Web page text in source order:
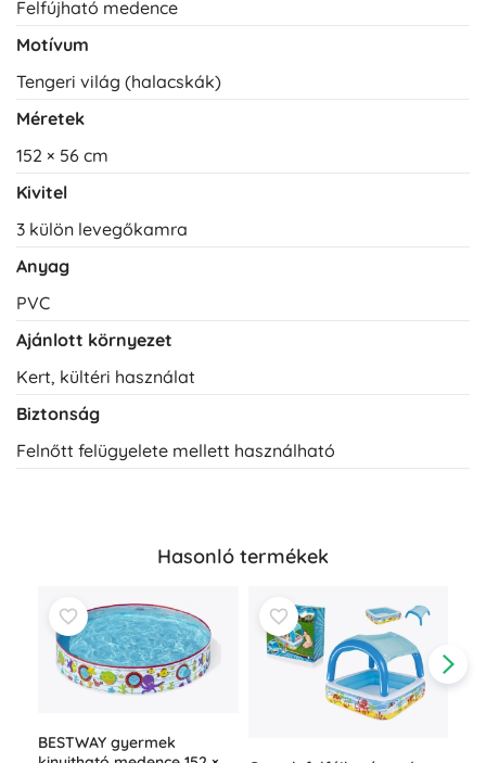
Felfújható medence
Motívum
Tengeri világ (halacskák)
Méretek
152 × 56 cm
Kivitel
3 külön levegőkamra
Anyag
PVC
Ajánlott környezet
Kert, kültéri használat
Biztonság
Felnőtt felügyelete mellett használható
Hasonló termékek
BESTWAY gyermek